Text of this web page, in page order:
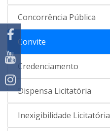
Concorrência Pública
Convite
Credenciamento
Dispensa Licitatória
Inexigibilidade Licitatória